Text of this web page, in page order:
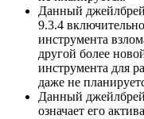
Данный
9.3.4
инструмента
другой более
инструмента для
даже не
Данный
означает его